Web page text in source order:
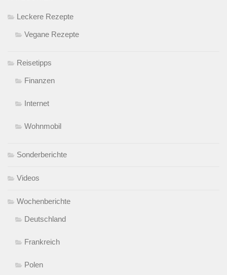
Leckere Rezepte
Vegane Rezepte
Reisetipps
Finanzen
Internet
Wohnmobil
Sonderberichte
Videos
Wochenberichte
Deutschland
Frankreich
Polen